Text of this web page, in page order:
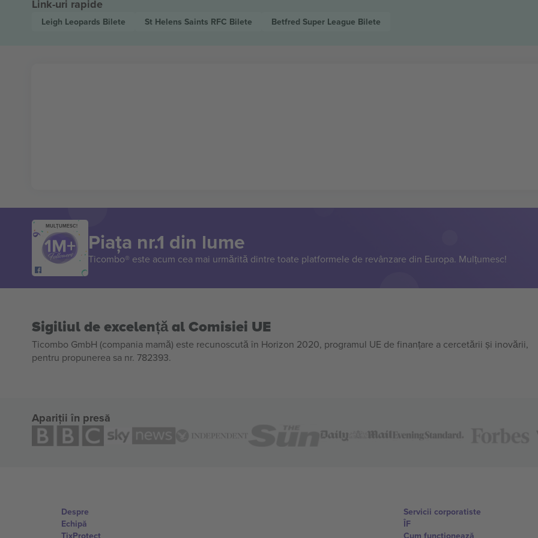
Link-uri rapide
Leigh Leopards Bilete St Helens Saints RFC Bilete Betfred Super League Bilete
MULȚUMESC!
Piața nr.1 din lume
Ticombo® este acum cea mai urmărită dintre toate platformele de revânzare din Europa. Mulțumesc!
Sigiliul de excelență al Comisiei UE
Ticombo GmbH (compania mamă) este recunoscută în Horizon 2020, programul UE de finanțare a cercetării și inovării,
pentru propunerea sa nr. 782393.
Apariții în presă
Despre
Echipă
TixProtect
Servicii corporatiste
ÎF
Cum funcționează